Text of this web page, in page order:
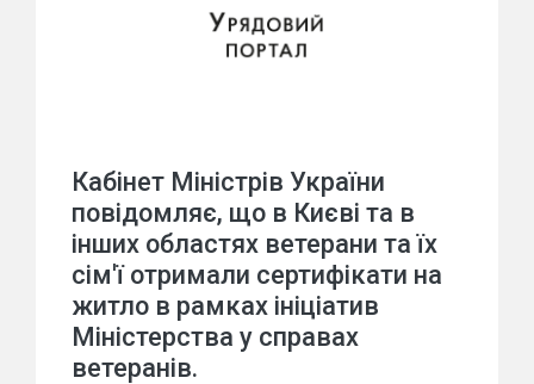
Кабінет Міністрів України
повідомляє, що в Києві та в
інших областях ветерани та їх
сім'ї отримали сертифікати на
житло в рамках ініціатив
Міністерства у справах
ветеранів.